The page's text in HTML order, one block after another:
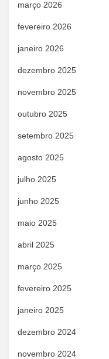
março 2026
fevereiro 2026
janeiro 2026
dezembro 2025
novembro 2025
outubro 2025
setembro 2025
agosto 2025
julho 2025
junho 2025
maio 2025
abril 2025
março 2025
fevereiro 2025
janeiro 2025
dezembro 2024
novembro 2024